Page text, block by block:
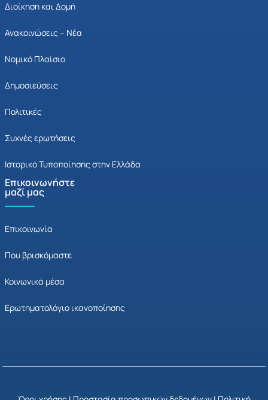
Διοίκηση και Δομή
Ανακοινώσεις – Νέα
Νομικό Πλαίσιο
Δημοσιεύσεις
Πολιτικές
Συχνές ερωτήσεις
Ιστορικό Τυποποίησης στην Ελλάδα
Επικοινωνήστε
μαζί μας
Επικοινωνία
Που βρισκόμαστε
Κοινωνικά μέσα
Ερωτηματολόγιο ικανοποίησης